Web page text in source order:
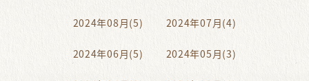
2024年08月(5) 2024年07月(4)
2024年06月(5) 2024年05月(3)